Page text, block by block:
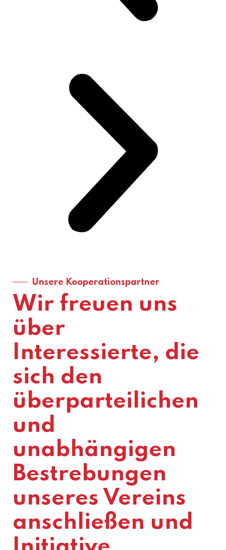
Unsere Kooperationspartner
Wir freuen uns
über
Interessierte, die
sich den
überparteilichen
und
unabhängigen
Bestrebungen
unseres Vereins
anschließen und